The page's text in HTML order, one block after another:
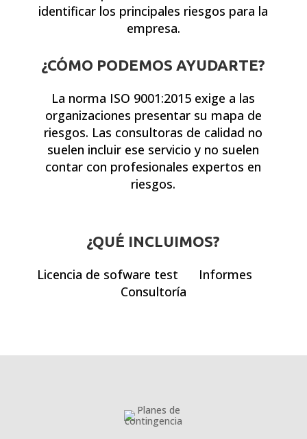
identificar los principales riesgos para la
empresa.
¿CÓMO PODEMOS AYUDARTE?
La norma ISO 9001:2015 exige a las
organizaciones presentar su mapa de
riesgos. Las consultoras de calidad no
suelen incluir ese servicio y no suelen
contar con profesionales expertos en
riesgos.
¿QUÉ INCLUIMOS?
Licencia de sofware test
Informes
Consultoría